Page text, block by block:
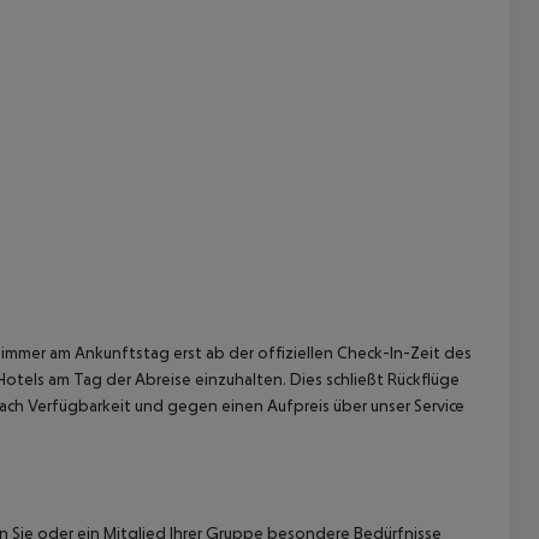
am Ankunftstag erst ab der offiziellen Check-In-Zeit des
am Tag der Abreise einzuhalten. Dies schließt Rückflüge
Verfügbarkeit und gegen einen Aufpreis über unser Service
oder ein Mitglied Ihrer Gruppe besondere Bedürfnisse